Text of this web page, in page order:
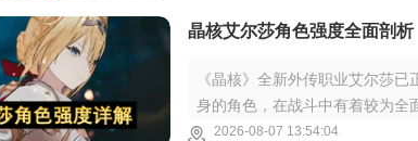
晶核艾尔莎角色强度全面剖析
《晶核》全新外传职业艾尔莎
身的角色，在战斗中有着较为全
还能借助圣印技能
2026-08-07 13:54:04